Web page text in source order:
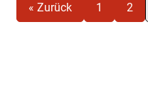
« Zurück 1 2